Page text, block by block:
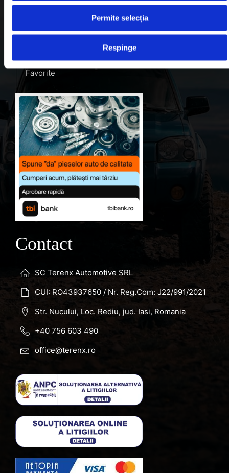
Permite selecția
Respinge
Despre noi
Favorite
Contact
SC Terenx Automotive SRL
CUI: RO43937650 / Nr. Reg.Com: J22/991/2021
Str. Nucului, Loc. Rediu, jud. Iasi, Romania
+40 756 603 490
office@terenx.ro